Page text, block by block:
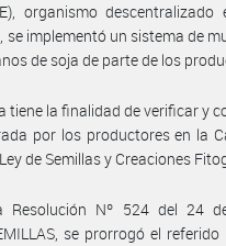
organismo
se implementó un sistema de
de soja de parte de los
tiene la finalidad de verificar y
por los productores en la
de Semillas y Creaciones
Resolución Nº 524 del 24
se prorrogó el